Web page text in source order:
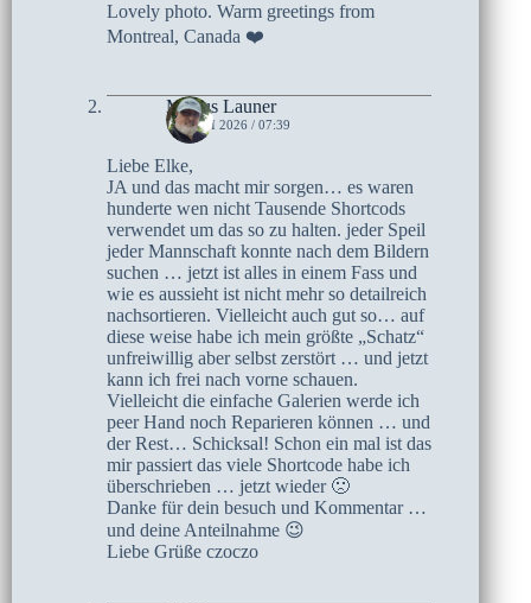
Lovely photo. Warm greetings from
Montreal, Canada ❤️
Marius Launer
13. JUNI 2026 / 07:39
Liebe Elke,
JA und das macht mir sorgen… es waren
hunderte wen nicht Tausende Shortcods
verwendet um das so zu halten. jeder Speil
jeder Mannschaft konnte nach dem Bildern
suchen … jetzt ist alles in einem Fass und
wie es aussieht ist nicht mehr so detailreich
nachsortieren. Vielleicht auch gut so… auf
diese weise habe ich mein größte „Schatz“
unfreiwillig aber selbst zerstört … und jetzt
kann ich frei nach vorne schauen.
Vielleicht die einfache Galerien werde ich
peer Hand noch Reparieren können … und
der Rest… Schicksal! Schon ein mal ist das
mir passiert das viele Shortcode habe ich
überschrieben … jetzt wieder 🙁
Danke für dein besuch und Kommentar …
und deine Anteilnahme 😉
Liebe Grüße czoczo